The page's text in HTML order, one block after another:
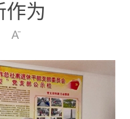
作为